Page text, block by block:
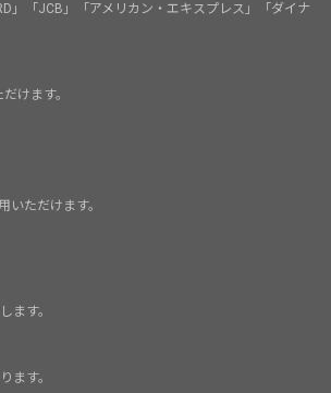
」「JCB」「アメリカン・エキスプレス」「ダイナ
けます。
いただけます。
ます。
ます。